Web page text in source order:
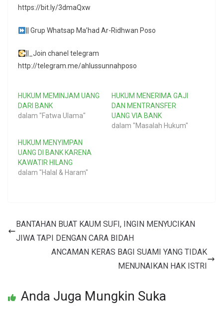
https://bit.ly/3dmaQxw
|| Grup Whatsap Ma’had Ar-Ridhwan Poso
||_Join chanel telegram
http://telegram.me/ahlussunnahposo
HUKUM MEMINJAM UANG
DARI BANK
dalam "Fatwa Ulama"
HUKUM MENERIMA GAJI
DAN MENTRANSFER
UANG VIA BANK
dalam "Masalah Hukum"
HUKUM MENYIMPAN
UANG DI BANK KARENA
KAWATIR HILANG
dalam "Halal & Haram"
BANTAHAN BUAT KAUM SUFI, INGIN MENYUCIKAN
JIWA TAPI DENGAN CARA BIDAH
ANCAMAN KERAS BAGI SUAMI YANG TIDAK
MENUNAIKAN HAK ISTRI
Anda Juga Mungkin Suka